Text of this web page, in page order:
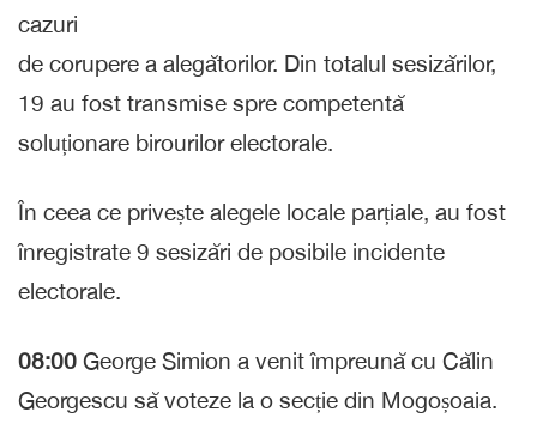
cazuri
de corupere a alegătorilor. Din totalul sesizărilor,
19 au fost transmise spre competentă
soluționare birourilor electorale.
În ceea ce privește alegele locale parțiale, au fost
înregistrate 9 sesizări de posibile incidente
electorale.
08:00 George Simion a venit împreună cu Călin
Georgescu să voteze la o secție din Mogoșoaia.